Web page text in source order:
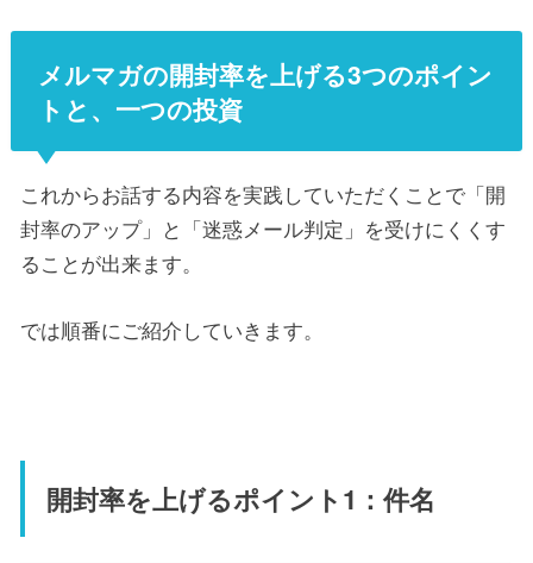
メルマガの開封率を上げる3つのポイン
トと、一つの投資
これからお話する内容を実践していただくことで「開
封率のアップ」と「迷惑メール判定」を受けにくくす
ることが出来ます。
では順番にご紹介していきます。
開封率を上げるポイント1：件名